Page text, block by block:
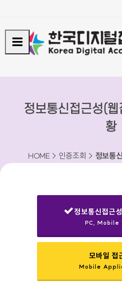
정보통신접근성(
황
HOME > 인증조회 > 정보통
정보통신접근
PC, Mobile
모바일 접
Mobile